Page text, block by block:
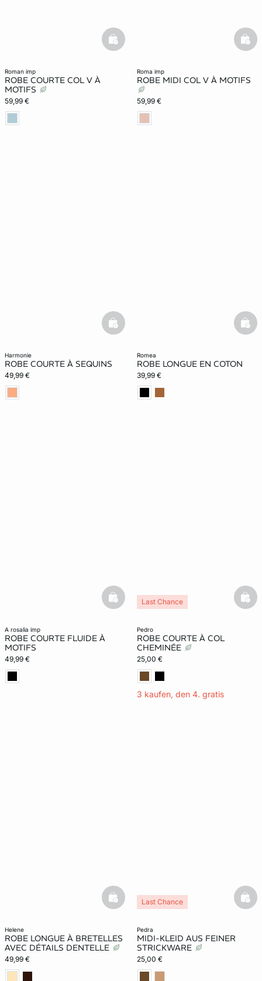
roman imp
ROBE COURTE COL V À
MOTIFS
59,99 €
basketfull
roma imp
ROBE MIDI COL V À MOTIFS
59,99 €
harmonie
ROBE COURTE À SEQUINS
49,99 €
basketfull
romea
ROBE LONGUE EN COTON
39,99 €
a rosalia imp
ROBE COURTE FLUIDE À
MOTIFS
49,99 €
basketfull
pedro
ROBE COURTE À COL
CHEMINÉE
25,00 €
3 kaufen, den 4. gratis
Last Chance
helene
ROBE LONGUE À BRETELLES
AVEC DÉTAILS DENTELLE
49,99 €
basketfull
pedra
MIDI-KLEID AUS FEINER
STRICKWARE
25,00 €
Last Chance